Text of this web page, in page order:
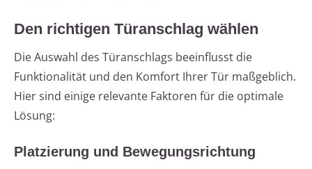
Den richtigen Türanschlag wählen
Die Auswahl des Türanschlags beeinflusst die
Funktionalität und den Komfort Ihrer Tür maßgeblich.
Hier sind einige relevante Faktoren für die optimale
Lösung:
Platzierung und Bewegungsrichtung